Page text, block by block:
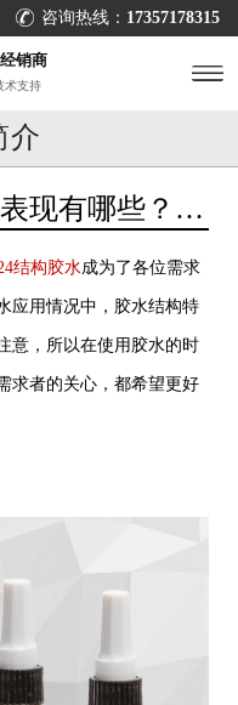
咨询热线： 17357178315
销商
术支持
介
现有哪些？胶
结构胶水成为了各位需求
应用情况中，胶水结构特
意，所以在使用胶水的时
求者的关心，都希望更好